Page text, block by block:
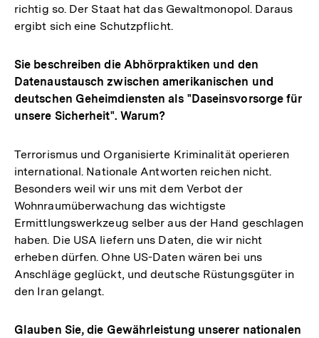
richtig so. Der Staat hat das Gewaltmonopol. Daraus
ergibt sich eine Schutzpflicht.
Sie beschreiben die Abhörpraktiken und den
Datenaustausch zwischen amerikanischen und
deutschen Geheimdiensten als "Daseinsvorsorge für
unsere Sicherheit". Warum?
Terrorismus und Organisierte Kriminalität operieren
international. Nationale Antworten reichen nicht.
Besonders weil wir uns mit dem Verbot der
Wohnraumüberwachung das wichtigste
Ermittlungswerkzeug selber aus der Hand geschlagen
haben. Die USA liefern uns Daten, die wir nicht
erheben dürfen. Ohne US-Daten wären bei uns
Anschläge geglückt, und deutsche Rüstungsgüter in
den Iran gelangt.
Glauben Sie, die Gewährleistung unserer nationalen